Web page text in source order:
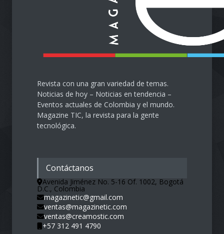
Salud 28 de septiembre de 2024
Revista con una gran variedad de temas.
Noticias de hoy – Noticias en tendencia –
Eventos actuales de Colombia y el mundo.
Magazine TIC, la revista para la gente
tecnológica.
Contáctanos
Avenida Jiménez No. 5-16 Of. 1002, Bogotá
D.C., Colombia
magazinetic@gmail.com
ventas@magazinetic.com
ventas@creamostic.com
+57 312 491 4790